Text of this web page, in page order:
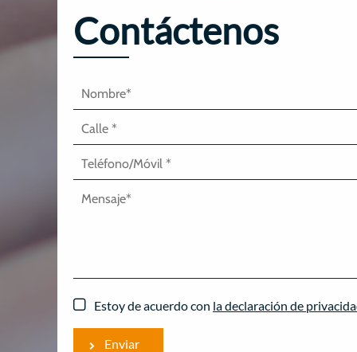
Contáctenos
Estoy de acuerdo con la declaración de
Enviar